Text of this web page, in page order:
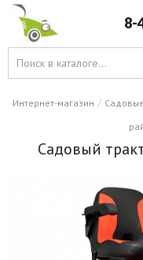
8-
Интернет-магазин /
Садовый